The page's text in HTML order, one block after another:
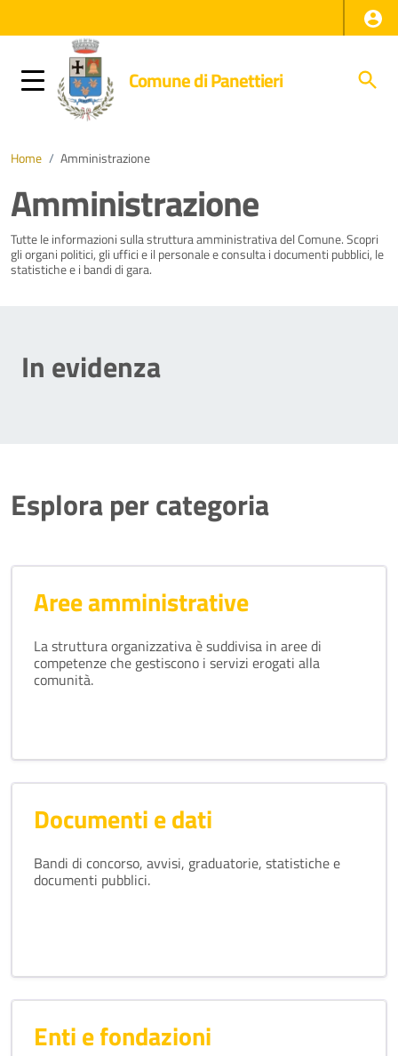
Comune di Panettieri
Home / Amministrazione
Amministrazione
Tutte le informazioni sulla struttura amministrativa del Comune. Scopri
gli organi politici, gli uffici e il personale e consulta i documenti pubblici, le
statistiche e i bandi di gara.
In evidenza
Esplora per categoria
Aree amministrative
La struttura organizzativa è suddivisa in aree di
competenze che gestiscono i servizi erogati alla
comunità.
Documenti e dati
Bandi di concorso, avvisi, graduatorie, statistiche e
documenti pubblici.
Enti e fondazioni